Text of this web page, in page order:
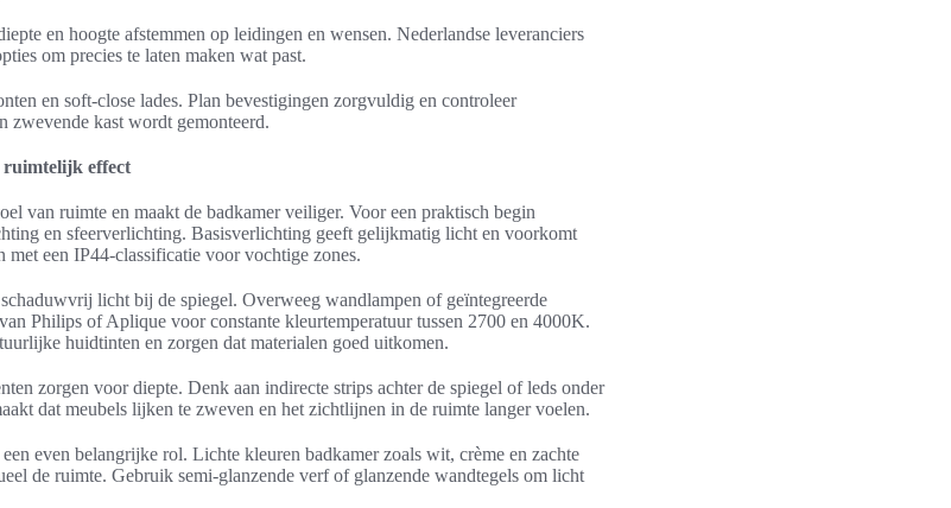
en hoogte afstemmen op leidingen en wensen. Nederlandse leveranciers
om precies te laten maken wat past.
en soft-close lades. Plan bevestigingen zorgvuldig en controleer
zwevende kast wordt gemonteerd.
effect
van ruimte en maakt de badkamer veiliger. Voor een praktisch begin
en sfeerverlichting. Basisverlichting geeft gelijkmatig licht en voorkomt
met een IP44-classificatie voor vochtige zones.
licht bij de spiegel. Overweeg wandlampen of geïntegreerde
Philips of Aplique voor constante kleurtemperatuur tussen 2700 en 4000K.
huidtinten en zorgen dat materialen goed uitkomen.
zorgen voor diepte. Denk aan indirecte strips achter de spiegel of leds onder
dat meubels lijken te zweven en het zichtlijnen in de ruimte langer voelen.
even belangrijke rol. Lichte kleuren badkamer zoals wit, crème en zachte
de ruimte. Gebruik semi-glanzende verf of glanzende wandtegels om licht